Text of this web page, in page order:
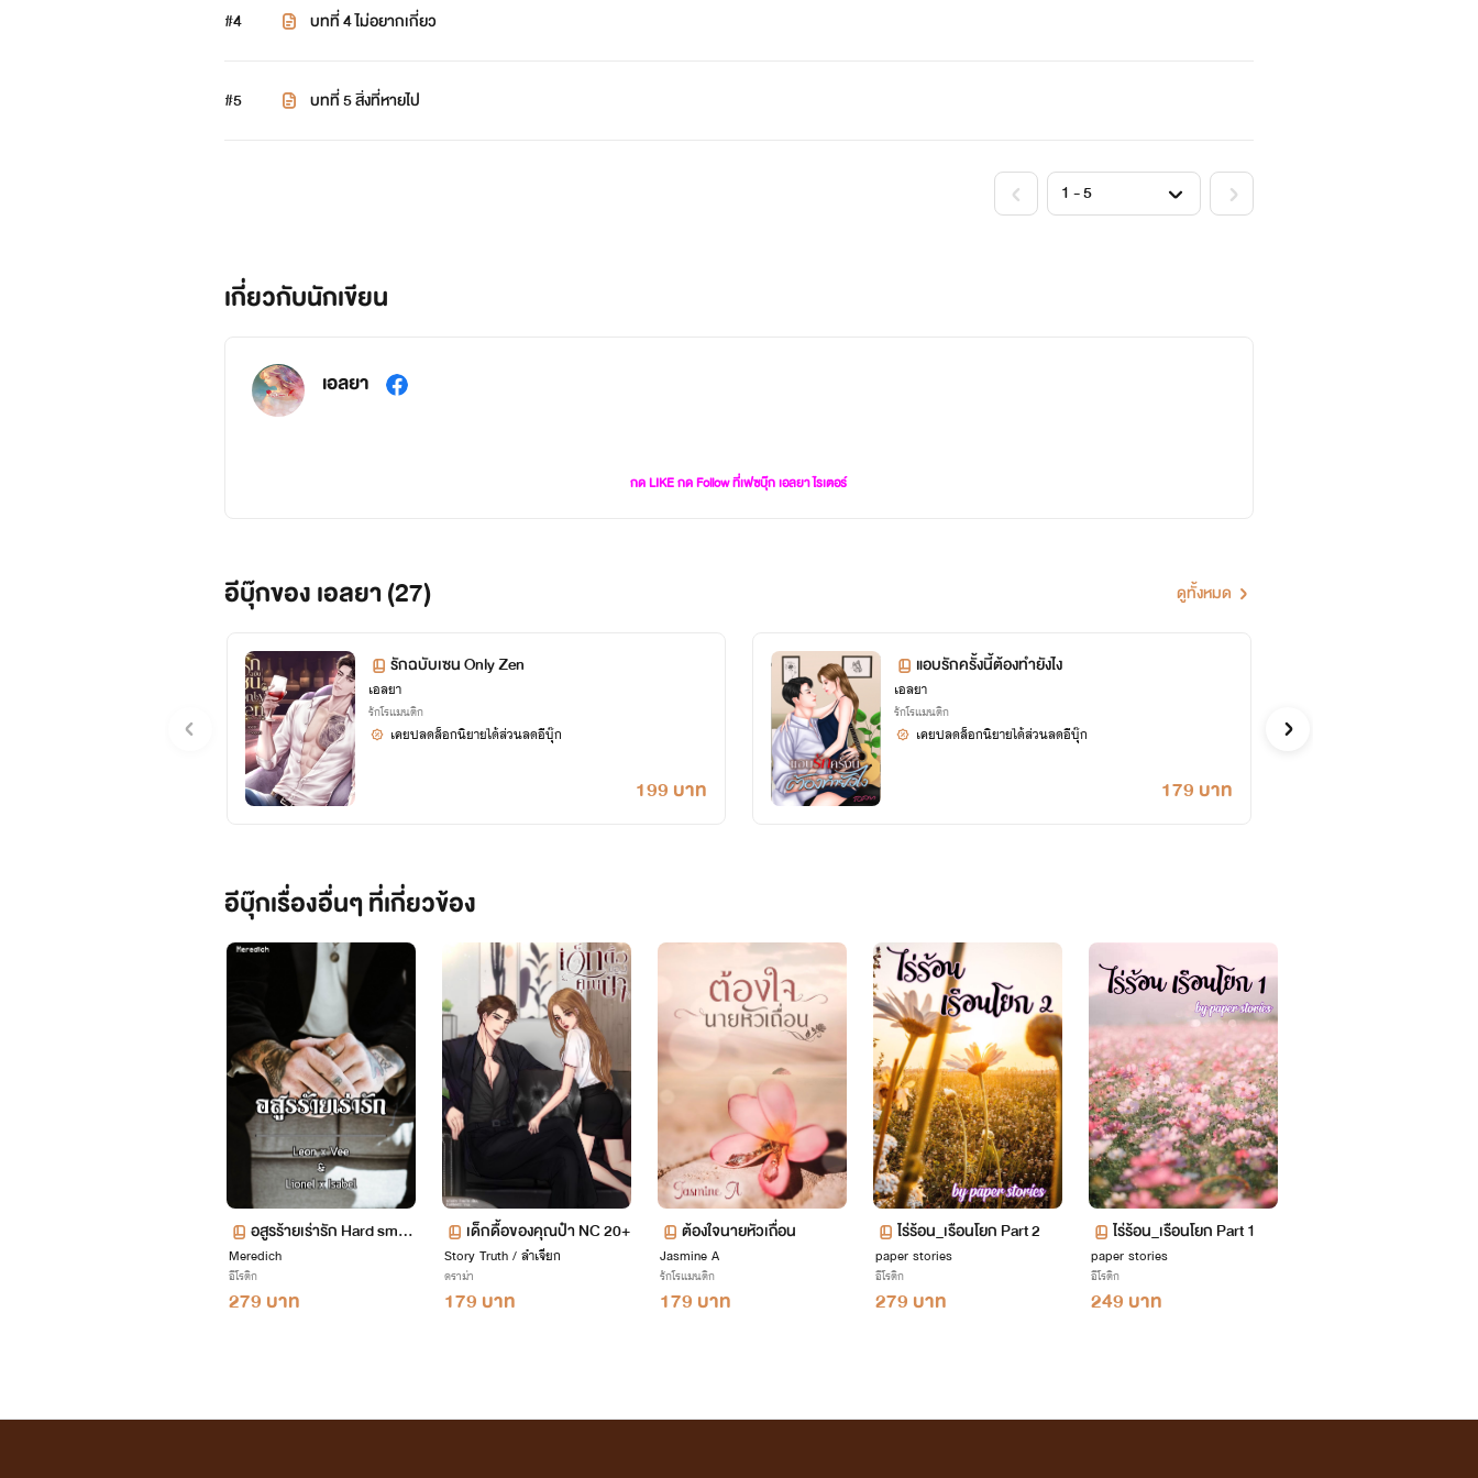
#4 บทที่ 4 ไม่อยากเกี่ยว
#5 บทที่ 5 สิ่งที่หายไป
เกี่ยวกับนักเขียน
เอลยา
กด LIKE กด Follow ที่เฟซบุ๊ก เอลยา ไรเตอร์
อ่านเพื่อความสนุก ฟิน ฟัน มันส์ ฮา อย่าคิดมาก :))
แต่ทั้งนี้ทั้งนั้นก็เน้น พระเอกนางเอกรักเดียวใจเดียว
เนื้อหาไม่ขัดต่อศีลธรรม จุ๊บๆ
ถึงท่านนักเขียนด้วยกันเองนะคะ...ห้ามก็อปปี้ผลงานเด็ดขาด
อีบุ๊กได้จากเมบค่ะ
อีบุ๊กมีวางขายที่
www.mebmarket.com
นิยายเอลยา เรียงตามลำดับการเขียนดังนี้ค่ะ
** (จบ) ร้อนรักเสน่หา (1 ต.ค.2559)
อีบุ๊กของ เอลยา (27) ดูทั้งหมด
รักฉบับเซน Only Zen
เอลยา
รักโรแมนติก
199 บาท
เคยปลดล็อกนิยายได้ส่วนลดอีบุ๊ก
แอบรักครั้งนี้ต้องทำยังไง
เอลยา
รักโรแมนติก
179 บาท
เคยปลดล็อกนิยายได้ส่วนลดอีบุ๊ก
อีบุ๊กเรื่องอื่นๆ ที่เกี่ยวข้อง
อสูร​ร้าย​เร่า​รัก​ Hard sm25
++++++++
Meredich
อีโรติก
279 บาท
เด็กดื้อของคุณป๋า NC 20+
Story Truth / ลำเจียก
ดราม่า
179 บาท
ต้อง​ใจนายหัวเถื่อน
Jasmine​ A
รักโรแมนติก
179 บาท
ไร่ร้อน_เรือนโยก Part 2
paper stories
อีโรติก
279 บาท
ไร่ร้อน_เรือนโยก Part 1
paper stories
อีโรติก
249 บาท